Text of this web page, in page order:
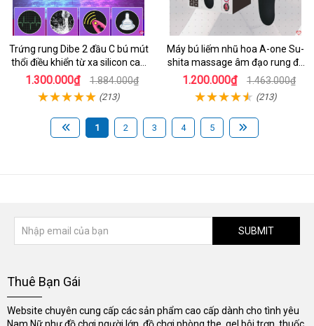
Trứng rung Dibe 2 đầu C bú mút
thổi điều khiển từ xa silicon cao
cấp kích thích điểm G
1.300.000₫ 1.884.000₫
(213)
Máy bú liếm nhũ hoa A-one Su-
shita massage âm đạo rung đa
chế độ
1.200.000₫ 1.463.000₫
(213)
1 2 3 4 5
SUBMIT
Thuê Bạn Gái
Website chuyên cung cấp các sản phẩm cao cấp dành cho tình yêu